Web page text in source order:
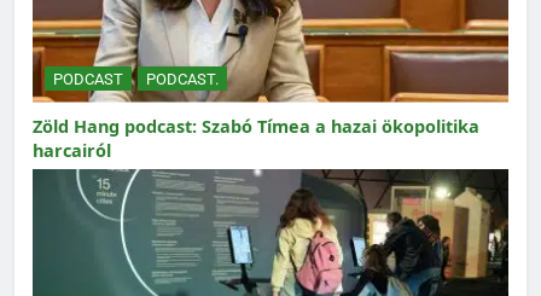
PODCAST PODCAST.
Zöld Hang podcast: Szabó Tímea a hazai ökopolitika
harcairól